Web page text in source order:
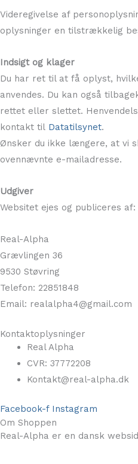
Videregivelse af
oplysninger en tilstrækkelig
Indsigt og klager
Du har ret til at få oplyst,
anvendes. Du kan også
rettet eller slettet.
kontakt til Datatilsynet.
Ønsker du ikke længere, at vi
ovennævnte e-mailadresse.
Udgiver
Websitet ejes og publiceres af:
Real-Alpha
Grævlingen 36
9530 Støvring
Telefon: 22851848
Email: realalpha4@gmail.com
Kontaktoplysninger
Real Alpha
CVR: 37772208
Kontakt@real-alpha.dk
Facebook-f Instagram
Om Shoppen
Real-Alpha er en dansk